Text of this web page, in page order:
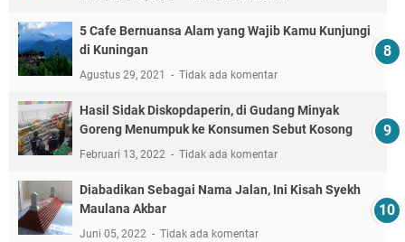
5 Cafe Bernuansa Alam yang Wajib Kamu Kunjungi
di Kuningan
Agustus 29, 2021 Tidak ada komentar
Hasil Sidak Diskopdaperin, di Gudang Minyak
Goreng Menumpuk ke Konsumen Sebut Kosong
Februari 13, 2022 Tidak ada komentar
Diabadikan Sebagai Nama Jalan, Ini Kisah Syekh
Maulana Akbar
Juni 05, 2022 Tidak ada komentar